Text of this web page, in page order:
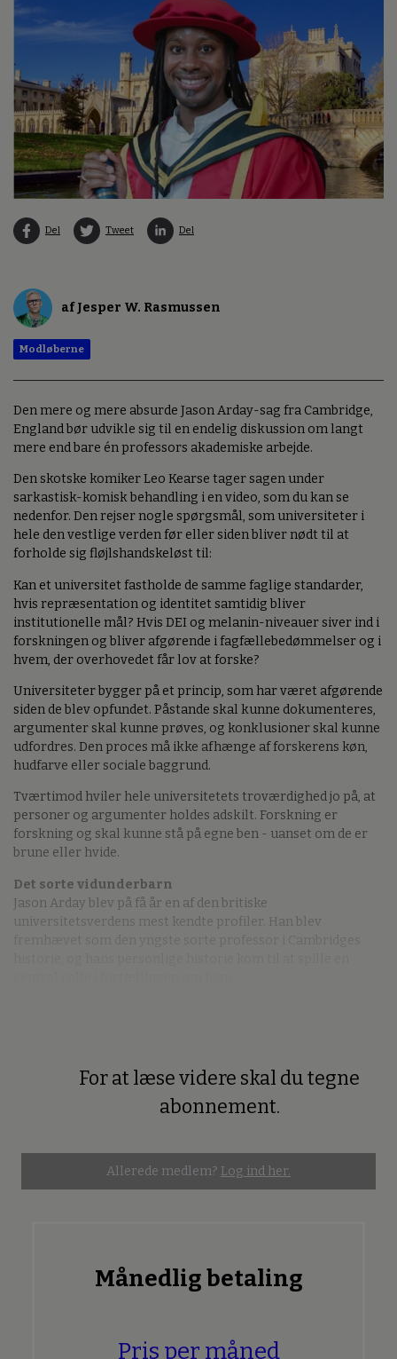
Del Tweet Del
af Jesper W. Rasmussen
Modløberne
Den mere og mere absurde Jason Arday-sag fra Cambridge,
England bør udvikle sig til en endelig diskussion om langt
mere end bare én professors akademiske arbejde.
Den skotske komiker Leo Kearse tager sagen under
sarkastisk-komisk behandling i en video, som du kan se
nedenfor. Den rejser nogle spørgsmål, som universiteter i
hele den vestlige verden før eller siden bliver nødt til at
forholde sig fløjlshandskeløst til:
Kan et universitet fastholde de samme faglige standarder,
hvis repræsentation og identitet samtidig bliver
institutionelle mål? Hvis DEI og melanin-niveauer siver ind i
forskningen og bliver afgørende i fagfællebedømmelser og i
hvem, der overhovedet får lov at forske?
Universiteter bygger på et princip, som har været afgørende
siden de blev opfundet. Påstande skal kunne dokumenteres,
argumenter skal kunne prøves, og konklusioner skal kunne
udfordres. Den proces må ikke afhænge af forskerens køn,
hudfarve eller sociale baggrund.
Tværtimod hviler hele universitetets troværdighed jo på, at
personer og argumenter holdes adskilt. Forskning er
forskning og skal kunne stå på egne ben - uanset om de er
brune eller hvide.
Det sorte vidunderbarn
Jason Arday blev på få år en af den britiske
universitetsverdens mest kendte profiler. Han blev
For at læse videre skal du tegne
abonnement.
Allerede medlem? Log ind her.
Månedlig betaling
Pris per måned